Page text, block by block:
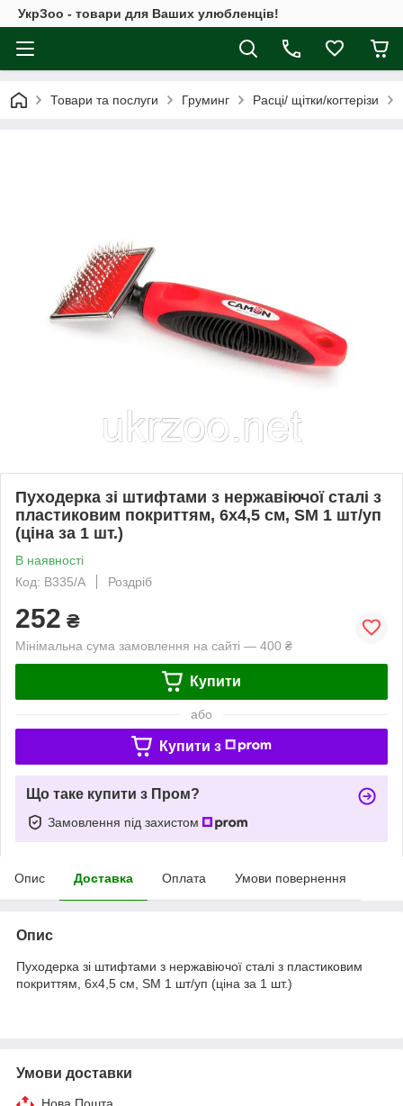
УкрЗоо - товари для Ваших улюбленців!
Товари та послуги Груминг Расці/ щітки/когтерізи
Пуходерка зі штифтами з нержавіючої сталі з
пластиковим покриттям, 6x4,5 см, SM 1 шт/уп
(ціна за 1 шт.)
В наявності
Код: B335/A
Роздріб
252 ₴
Мінімальна сума замовлення на сайті — 400 ₴
Купити
або
Купити з
Що таке купити з Пром?
Замовлення під захистом
Опис Доставка Оплата Умови повернення
Опис
Пуходерка зі штифтами з нержавіючої сталі з пластиковим
покриттям, 6x4,5 см, SM 1 шт/уп (ціна за 1 шт.)
Умови доставки
Нова Пошта